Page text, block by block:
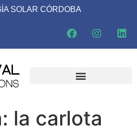
SOLAR CÓRDOBA
la carlota